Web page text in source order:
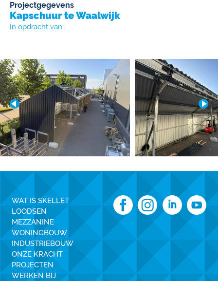
Projectgegevens
Kapschuur te Waalwijk
In opdracht van:
WAT IS SKELLET
LOODSEN
MEZZANINE
WONINGBOUW
INDUSTRIEBOUW
ONZE KRACHT
PROJECTEN
WERKEN BIJ